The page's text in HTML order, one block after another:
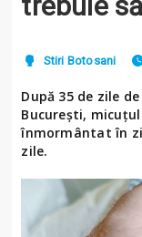
Stiri Botosani
După 35 de zile
București,
înmormântat în
zile.